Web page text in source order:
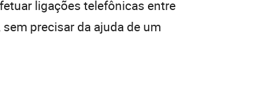
ligações telefônicas entre
sem precisar da ajuda de um